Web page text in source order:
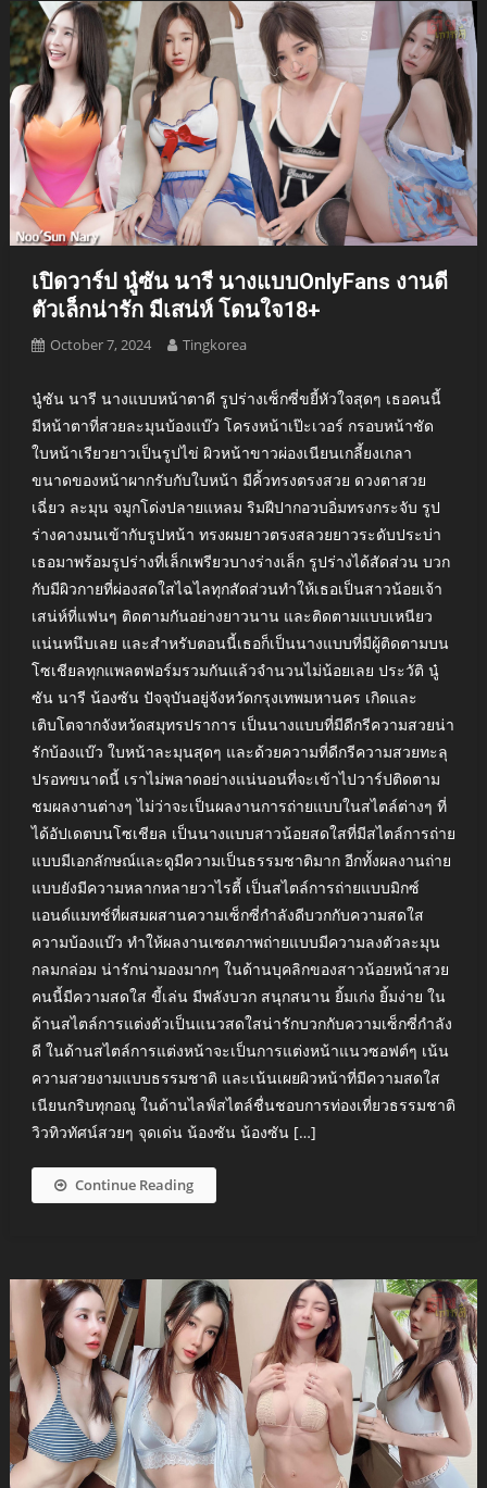
เปิดวาร์ป นู๋ซัน นารี นางแบบOnlyFans งานดี
ตัวเล็กน่ารัก มีเสน่ห์ โดนใจ18+
October 7, 2024 Tingkorea
นู๋ซัน นารี นางแบบหน้าตาดี รูปร่างเซ็กซี่ขยี้หัวใจสุดๆ เธอคนนี้
มีหน้าตาที่สวยละมุนบ้องแบ๊ว โครงหน้าเป๊ะเวอร์ กรอบหน้าชัด
ใบหน้าเรียวยาวเป็นรูปไข่ ผิวหน้าขาวผ่องเนียนเกลี้ยงเกลา
ขนาดของหน้าผากรับกับใบหน้า มีคิ้วทรงตรงสวย ดวงตาสวย
เฉี่ยว ละมุน จมูกโด่งปลายแหลม ริมฝีปากอวบอิ่มทรงกระจับ รูป
ร่างคางมนเข้ากับรูปหน้า ทรงผมยาวตรงสลวยยาวระดับประบ่า
เธอมาพร้อมรูปร่างที่เล็กเพรียวบางร่างเล็ก รูปร่างได้สัดส่วน บวก
กับมีผิวกายที่ผ่องสดใสไฉไลทุกสัดส่วนทำให้เธอเป็นสาวน้อยเจ้า
เสน่ห์ที่แฟนๆ ติดตามกันอย่างยาวนาน และติดตามแบบเหนียว
แน่นหนึบเลย และสำหรับตอนนี้เธอก็เป็นนางแบบที่มีผู้ติดตามบน
โซเชียลทุกแพลตฟอร์มรวมกันแล้วจำนวนไม่น้อยเลย ประวัติ นู๋
ซัน นารี น้องซัน ปัจจุบันอยู่จังหวัดกรุงเทพมหานคร เกิดและ
เติบโตจากจังหวัดสมุทรปราการ เป็นนางแบบที่มีดีกรีความสวยน่า
รักบ้องแบ๊ว ใบหน้าละมุนสุดๆ และด้วยความที่ดีกรีความสวยทะลุ
ปรอทขนาดนี้ เราไม่พลาดอย่างแน่นอนที่จะเข้าไปวาร์ปติดตาม
ชมผลงานต่างๆ ไม่ว่าจะเป็นผลงานการถ่ายแบบในสไตล์ต่างๆ ที่
ได้อัปเดตบนโซเชียล เป็นนางแบบสาวน้อยสดใสที่มีสไตล์การถ่าย
แบบมีเอกลักษณ์และดูมีความเป็นธรรมชาติมาก อีกทั้งผลงานถ่าย
แบบยังมีความหลากหลายวาไรตี้ เป็นสไตล์การถ่ายแบบมิกซ์
แอนด์แมทช์ที่ผสมผสานความเซ็กซี่กำลังดีบวกกับความสดใส
ความบ้องแบ๊ว ทำให้ผลงานเซตภาพถ่ายแบบมีความลงตัวละมุน
กลมกล่อม น่ารักน่ามองมากๆ ในด้านบุคลิกของสาวน้อยหน้าสวย
คนนี้มีความสดใส ขี้เล่น มีพลังบวก สนุกสนาน ยิ้มเก่ง ยิ้มง่าย ใน
ด้านสไตล์การแต่งตัวเป็นแนวสดใสน่ารักบวกกับความเซ็กซี่กำลัง
ดี ในด้านสไตล์การแต่งหน้าจะเป็นการแต่งหน้าแนวซอฟต์ๆ เน้น
ความสวยงามแบบธรรมชาติ และเน้นเผยผิวหน้าที่มีความสดใส
เนียนกริบทุกอณู ในด้านไลฟ์สไตล์ชื่นชอบการท่องเที่ยวธรรมชาติ
วิวทิวทัศน์สวยๆ จุดเด่น น้องซัน น้องซัน […]
Continue Reading